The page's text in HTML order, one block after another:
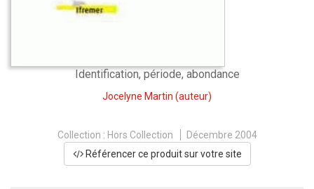
Identification, période, abondance
Jocelyne Martin (auteur)
Collection : Hors Collection
Décembre 2004
Référencer ce produit sur votre site